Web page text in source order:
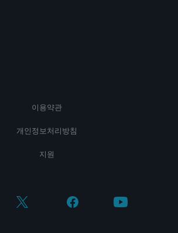
이용약관
개인정보처리방침
지원